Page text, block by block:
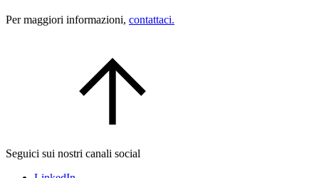
Per maggiori informazioni, contattaci.
Seguici sui nostri canali social